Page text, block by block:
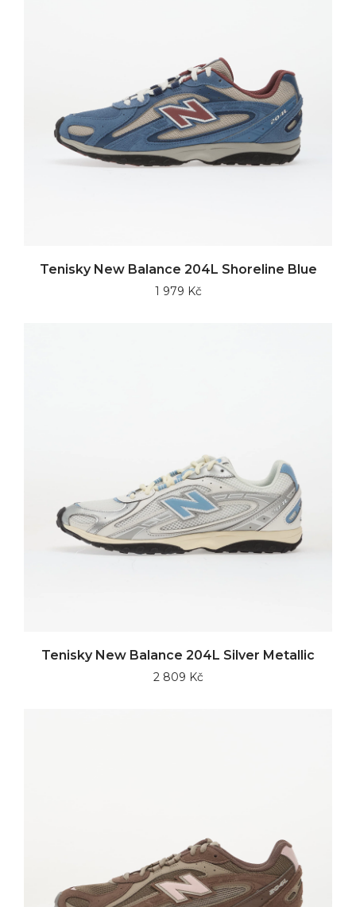
Tenisky New Balance 204L Shoreline Blue
1 979 Kč
Tenisky New Balance 204L Silver Metallic
2 809 Kč